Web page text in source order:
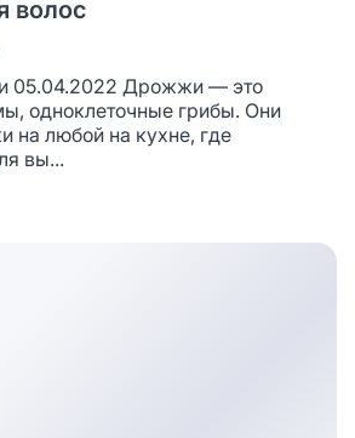
волос
05.04.2022 Дрожжи — это
одноклеточные грибы. Они
на любой на кухне, где
вы...